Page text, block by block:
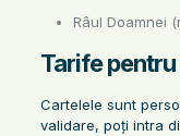
Râul Doamnei
Tarife
Cartelele sunt
validare, poți intra